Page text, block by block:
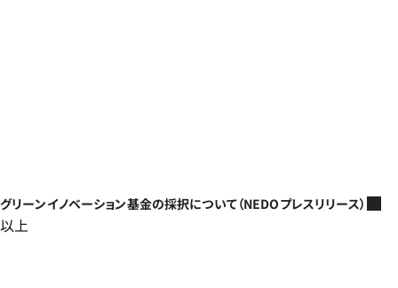
グリーンイノベーション基金の採択について（NEDOプレスリリース）
以上